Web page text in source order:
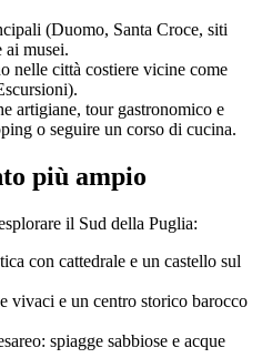
(Duomo, Santa Croce, siti
ai musei.
nelle città costiere vicine come
artigiane, tour gastronomico e
o seguire un corso di cucina.
più ampio
il Sud della Puglia:
con cattedrale e un castello sul
vivaci e un centro storico barocco
spiagge sabbiose e acque